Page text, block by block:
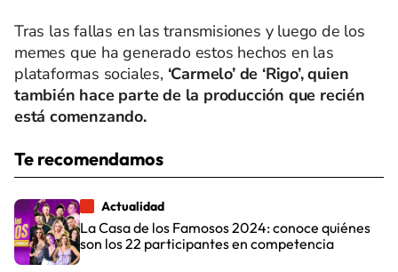
Tras las fallas en las transmisiones y luego de los
memes que ha generado estos hechos en las
plataformas sociales, ‘Carmelo’ de ‘Rigo’, quien
también hace parte de la producción que recién
está comenzando.
Te recomendamos
Actualidad
La Casa de los Famosos 2024: conoce quiénes
son los 22 participantes en competencia